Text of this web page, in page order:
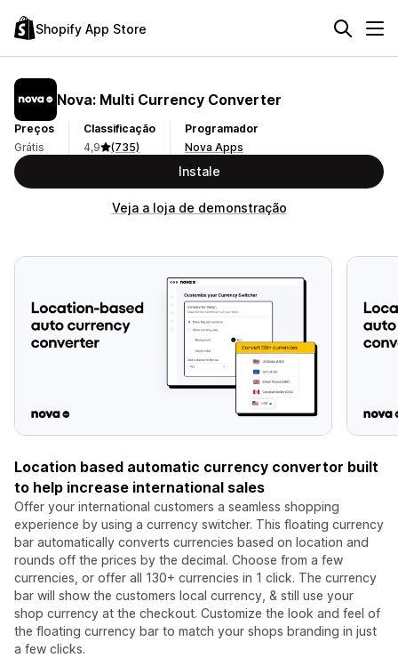
Shopify App Store
Nova: Multi Currency Converter
Preços
Grátis
Classificação
4,9
(735)
Programador
Nova Apps
Instale
Veja a loja de demonstração
Location based automatic currency convertor built
to help increase international sales
Offer your international customers a seamless shopping
experience by using a currency switcher. This floating currency
bar automatically converts currencies based on location and
rounds off the prices by the decimal. Choose from a few
currencies, or offer all 130+ currencies in 1 click. The currency
bar will show the customers local currency, & still use your
shop currency at the checkout. Customize the look and feel of
the floating currency bar to match your shops branding in just
a few clicks.